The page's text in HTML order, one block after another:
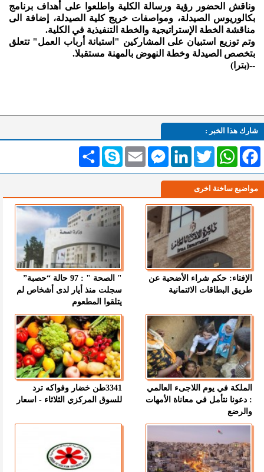
وناقش الحضور رؤية ورسالة الكلية واطلعوا على أهداف برنامج
بكالوريوس الصيدلة، ومواصفات خريج كلية الصيدلة، إضافة الى
مناقشة الخطة الإستراتيجية والخطة التنفيذية في الكلية.
وتم توزيع استبيان على المشاركين "استبانة أرباب العمل" تتعلق
بتخصص الصيدلة وخطة النهوض بالمهنة مستقبلا.
--(بترا)
شارك هذا الخبر :
انشر Skype Email
MessengerLinkedInTwitterWhatsAppFacebook
مواضيع ساخنة اخرى
الإفتاء: حكم شراء الأضحية عن
طريق البطاقات الائتمانية
" الصحة " : 97 حالة “حصبة”
سجلت منذ أيار لدى أشخاص لم
يتلقوا المطعوم
الملكة في يوم اللاجىء العالمي
: دعونا نتأمل في معاناة الأمهات
والرضع
3341طن خضار وفواكه ترد
للسوق المركزي الثلاثاء - اسعار